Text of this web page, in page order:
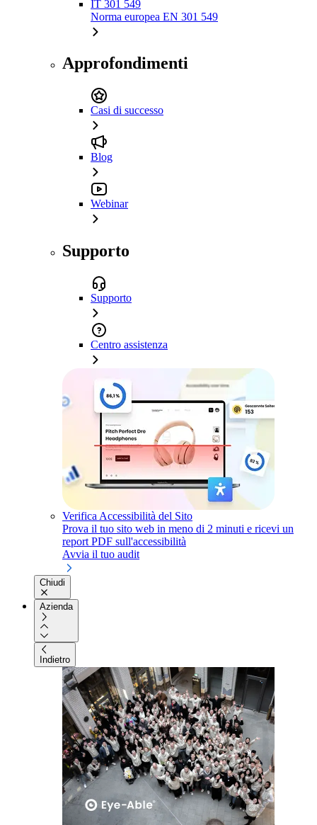
IT 301 549
Norma europea EN 301 549
Approfondimenti
Casi di successo
Blog
Webinar
Supporto
Supporto
Centro assistenza
Verifica Accessibilità del Sito
Prova il tuo sito web in meno di 2 minuti e ricevi un
report PDF sull'accessibilità
Avvia il tuo audit
Chiudi
Azienda
Indietro